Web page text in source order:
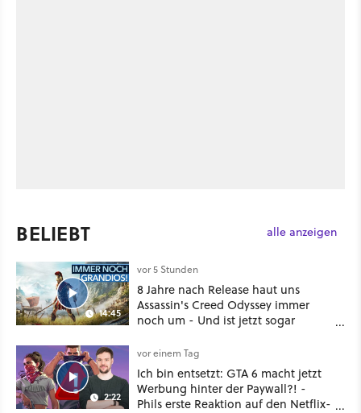
BELIEBT alle anzeigen
14:45
vor 5 Stunden
8 Jahre nach Release haut uns
Assassin's Creed Odyssey immer
noch um - Und ist jetzt sogar
2:22
vor einem Tag
Ich bin entsetzt: GTA 6 macht jetzt
Werbung hinter der Paywall?! -
Phils erste Reaktion auf den Netflix-